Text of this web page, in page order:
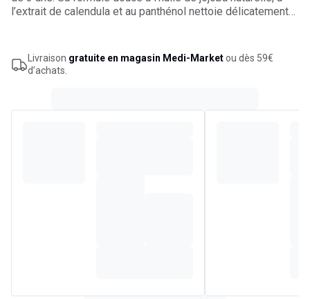
l’extrait de calendula et au panthénol nettoie délicatement
rendent le bain ou la douche plus ludique. À appliquer sur
peau et cheveux mouillés, puis à rincer soigneusement.
Livraison gratuite en magasin Medi-Marketou dès 59€
d’achats.